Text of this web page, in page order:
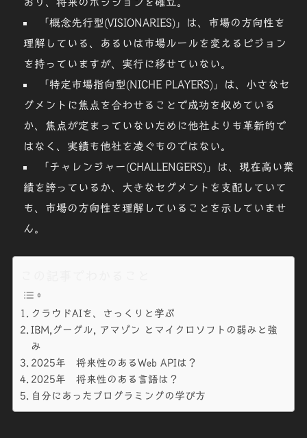
「概念先行型(VISIONARIES)」
は、市場の方向性を
理解している、あるいは市場ルールを変えるビジョン
を持っていますが、実行に移せていない。
「特定市場指向型(NICHE PLAYERS)」
は、小さなセ
グメントに焦点を合わせることで成功を収めている
か、焦点が定まっていないために他社よりも革新的で
はなく、実績も他社を凌ぐものではない。
「チャレンジャー(CHALLENGERS)」
は、現在高い業
績を誇っているか、大きなセグメントを支配していて
も、市場の方向性を理解していることを示していませ
ん。
クラウドAIを、さっくりと学ぶ
IBM,グーグル, アマゾン とマイクロソフトの弱みと強
み
2025年 将来性のあるWeb APIは？
2025年 将来性のある言語は？
自分にあったプログラミングの学び方